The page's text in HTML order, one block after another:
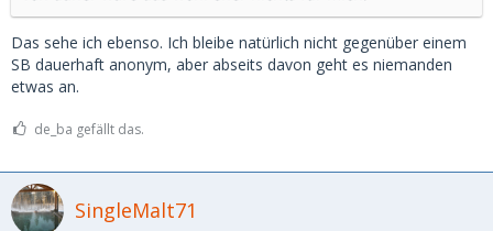
Das sehe ich ebenso. Ich bleibe natürlich nicht gegenüber einem
SB dauerhaft anonym, aber abseits davon geht es niemanden
etwas an.
de_ba gefällt das.
SingleMalt71